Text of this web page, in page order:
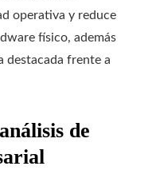
operativa y reduce
físico, además
destacada frente a
de